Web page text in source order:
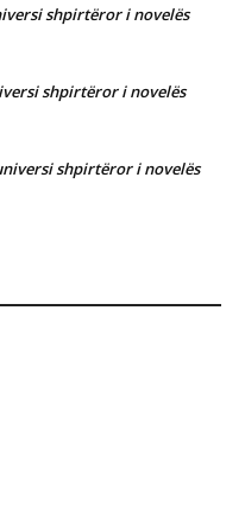
shpirtëror i novelës
shpirtëror i novelës
shpirtëror i novelës